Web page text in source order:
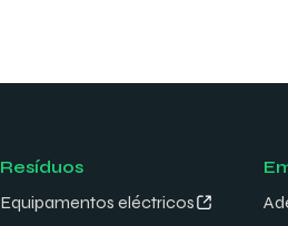
Resíduos
Equipamentos eléctricos